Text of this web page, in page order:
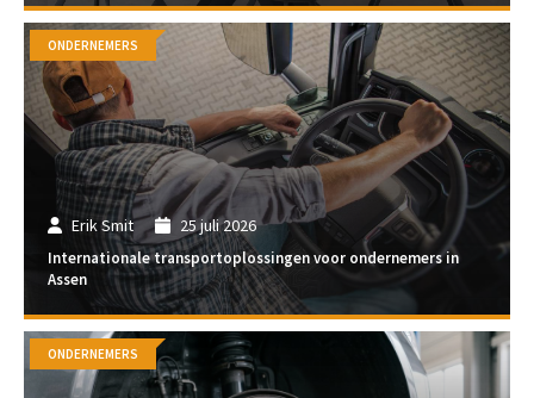
Erik Smit 25 juli 2026
Internationale transportoplossingen voor ondernemers in
Assen
ONDERNEMERS
ONDERNEMERS